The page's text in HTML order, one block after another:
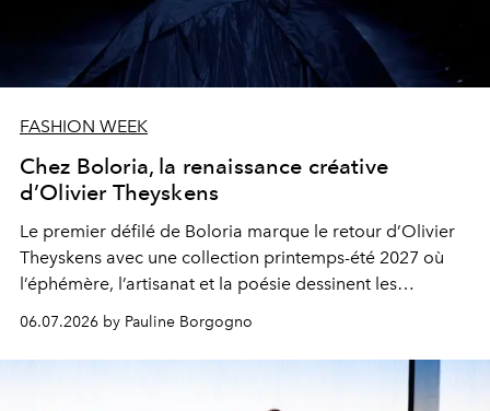
FASHION WEEK
Chez Boloria, la renaissance créative
d’Olivier Theyskens
Le premier défilé de Boloria marque le retour d’Olivier
Theyskens avec une collection printemps-été 2027 où
l’éphémère, l’artisanat et la poésie dessinent les
contours d’une nouvelle maison.
06.07.2026 by Pauline Borgogno